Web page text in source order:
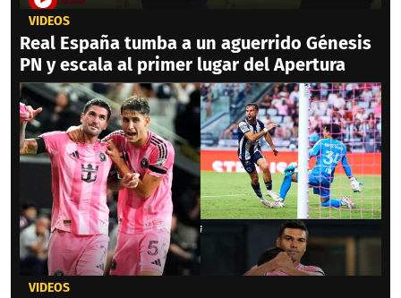
VIDEOS
Real España tumba a un aguerrido Génesis
PN y escala al primer lugar del Apertura
VIDEOS